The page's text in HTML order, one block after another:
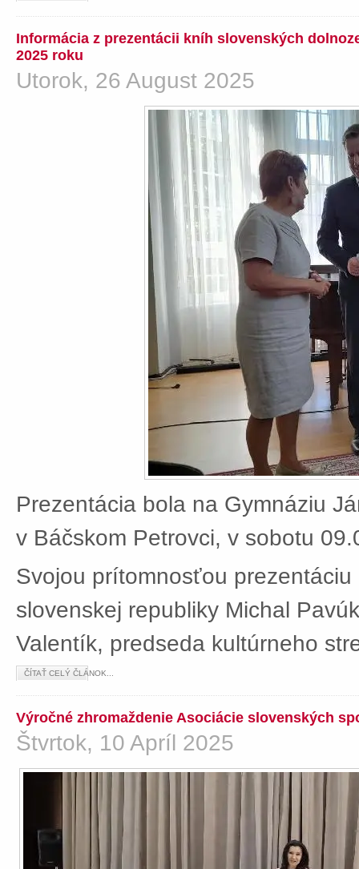
Informácia z prezentácii kníh slovenských
2025 roku
Utorok, 26 August 2025
Prezentácia bola na Gymnáziu
v Báčskom Petrovci, v sobotu
Svojou prítomnosťou
slovenskej republiky Michal
Valentík, predseda kultúrneho
ČÍTAŤ CELÝ ČLÁNOK...
Výročné zhromaždenie Asociácie slovenských
Štvrtok, 10 Apríl 2025